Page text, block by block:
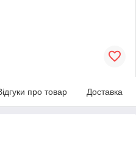
про товар Доставка